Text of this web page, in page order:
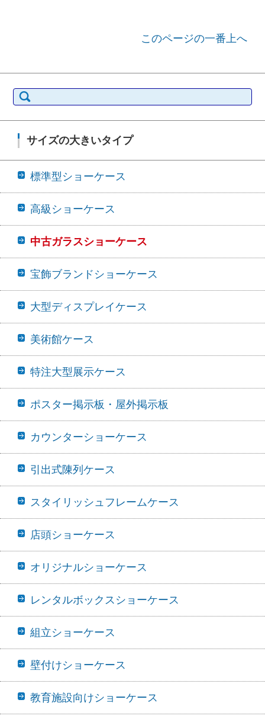
このページの一番上へ
検索:
サイズの大きいタイプ
標準型ショーケース
高級ショーケース
中古ガラスショーケース
宝飾ブランドショーケース
大型ディスプレイケース
美術館ケース
特注大型展示ケース
ポスター掲示板・屋外掲示板
カウンターショーケース
引出式陳列ケース
スタイリッシュフレームケース
店頭ショーケース
オリジナルショーケース
レンタルボックスショーケース
組立ショーケース
壁付けショーケース
教育施設向けショーケース